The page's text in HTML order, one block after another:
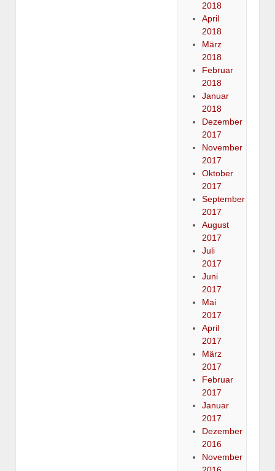
2018
April
2018
März
2018
Februar
2018
Januar
2018
Dezember
2017
November
2017
Oktober
2017
September
2017
August
2017
Juli
2017
Juni
2017
Mai
2017
April
2017
März
2017
Februar
2017
Januar
2017
Dezember
2016
November